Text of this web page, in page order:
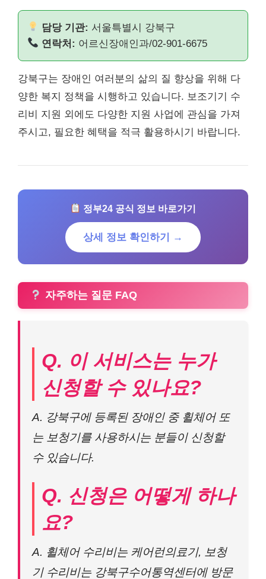
담당 기관: 서울특별시 강북구
연락처: 어르신장애인과/02-901-6675
강북구는 장애인 여러분의 삶의 질 향상을 위해 다
양한 복지 정책을 시행하고 있습니다. 보조기기 수
리비 지원 외에도 다양한 지원 사업에 관심을 가져
주시고, 필요한 혜택을 적극 활용하시기 바랍니다.
정부24 공식 정보 바로가기
상세 정보 확인하기 →
자주하는 질문 FAQ
Q. 이 서비스는 누가
신청할 수 있나요?
A. 강북구에 등록된 장애인 중 휠체어 또
는 보청기를 사용하시는 분들이 신청할
수 있습니다.
Q. 신청은 어떻게 하나
요?
A. 휠체어 수리비는 케어런의료기, 보청
기 수리비는 강북구수어통역센터에 방문